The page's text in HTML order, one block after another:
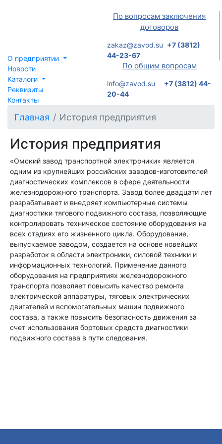
По вопросам заключения
договоров
zakaz@zavod.su +7 (3812)
44-23-67
По общим вопросам
info@zavod.su
+7 (3812) 44-
20-44
О предприятии
Новости
Каталоги
Реквизиты
Контакты
Главная История предприятия
История предприятия
«Омский завод транспортной электроники» является
одним из крупнейших российских заводов-изготовителей
диагностических комплексов в сфере деятельности
железнодорожного транспорта. Завод более двадцати лет
разрабатывает и внедряет компьютерные системы
диагностики тягового подвижного состава, позволяющие
контролировать техническое состояние оборудования на
всех стадиях его жизненного цикла. Оборудование,
выпускаемое заводом, создается на основе новейших
разработок в области электроники, силовой техники и
информационных технологий. Применение данного
оборудования на предприятиях железнодорожного
транспорта позволяет повысить качество ремонта
электрической аппаратуры, тяговых электрических
двигателей и вспомогательных машин подвижного
состава, а также повысить безопасность движения за
счет использования бортовых средств диагностики
подвижного состава в пути следования.